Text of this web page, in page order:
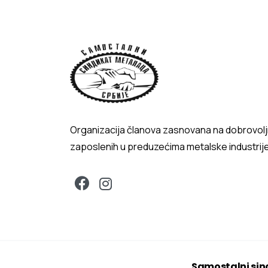
Organizacija članova zasnovana na
zaposlenih u preduzećima metalske